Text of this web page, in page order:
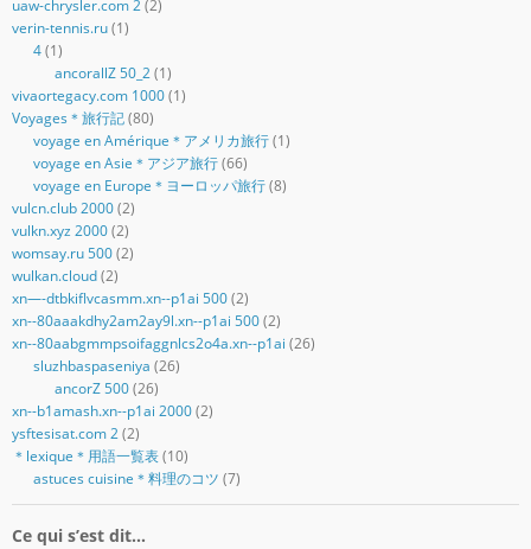
uaw-chrysler.com 2(2)
verin-tennis.ru(1)
4(1)
ancorallZ 50_2(1)
vivaortegacy.com 1000(1)
Voyages＊旅行記(80)
voyage en Amérique＊アメリカ旅行(1)
voyage en Asie＊アジア旅行(66)
voyage en Europe＊ヨーロッパ旅行(8)
vulcn.club 2000(2)
vulkn.xyz 2000(2)
womsay.ru 500(2)
wulkan.cloud(2)
xn—-dtbkiflvcasmm.xn--p1ai 500(2)
xn--80aaakdhy2am2ay9l.xn--p1ai 500(2)
xn--80aabgmmpsoifaggnlcs2o4a.xn--p1ai (26)
sluzhbaspaseniya (26)
ancorZ 500(26)
xn--b1amash.xn--p1ai 2000(2)
ysftesisat.com 2(2)
＊lexique＊用語一覧表(10)
astuces cuisine＊料理のコツ (7)
Ce qui s’est dit…